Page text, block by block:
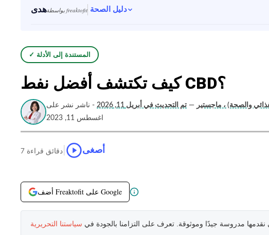
هدى بواسطة freaktofit دليل الصحة
✓ المستندة إلى الأدلة
كيف تكتشف أفضل نفط CBD؟
والصحة) ، ماجستير — تم التحديث في أبريل 11, 2026
- ناشر نشر على
اغسطس 11, 2023
7 دقائق قراءة أصغى
أضف Freaktofit على Google
نقدمها مدروسة جيدًا وموثوقة. تعرف على التزامنا بالجودة في سياستنا التحريرية